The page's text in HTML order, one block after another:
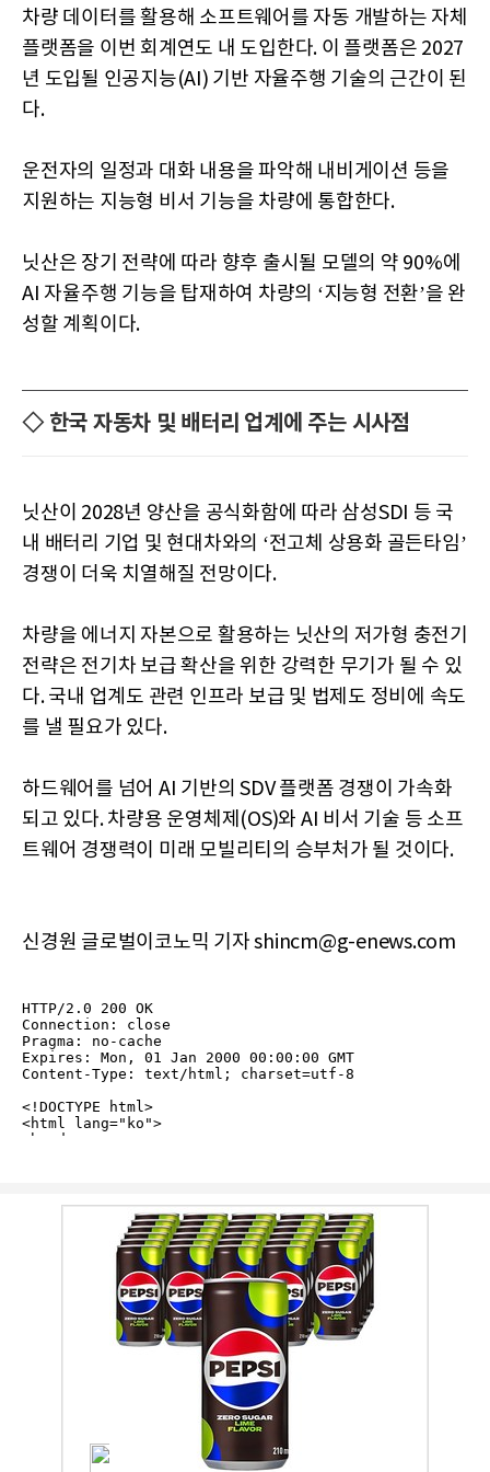
차량 데이터를 활용해 소프트웨어를 자동 개발하는 자체
플랫폼을 이번 회계연도 내 도입한다. 이 플랫폼은 2027
년 도입될 인공지능(AI) 기반 자율주행 기술의 근간이 된
다.
운전자의 일정과 대화 내용을 파악해 내비게이션 등을
지원하는 지능형 비서 기능을 차량에 통합한다.
닛산은 장기 전략에 따라 향후 출시될 모델의 약 90%에
AI 자율주행 기능을 탑재하여 차량의 ‘지능형 전환’을 완
성할 계획이다.
◇ 한국 자동차 및 배터리 업계에 주는 시사점
닛산이 2028년 양산을 공식화함에 따라 삼성SDI 등 국
내 배터리 기업 및 현대차와의 ‘전고체 상용화 골든타임’
경쟁이 더욱 치열해질 전망이다.
차량을 에너지 자본으로 활용하는 닛산의 저가형 충전기
전략은 전기차 보급 확산을 위한 강력한 무기가 될 수 있
다. 국내 업계도 관련 인프라 보급 및 법제도 정비에 속도
를 낼 필요가 있다.
하드웨어를 넘어 AI 기반의 SDV 플랫폼 경쟁이 가속화
되고 있다. 차량용 운영체제(OS)와 AI 비서 기술 등 소프
트웨어 경쟁력이 미래 모빌리티의 승부처가 될 것이다.
신경원 글로벌이코노믹 기자 shincm@g-enews.com